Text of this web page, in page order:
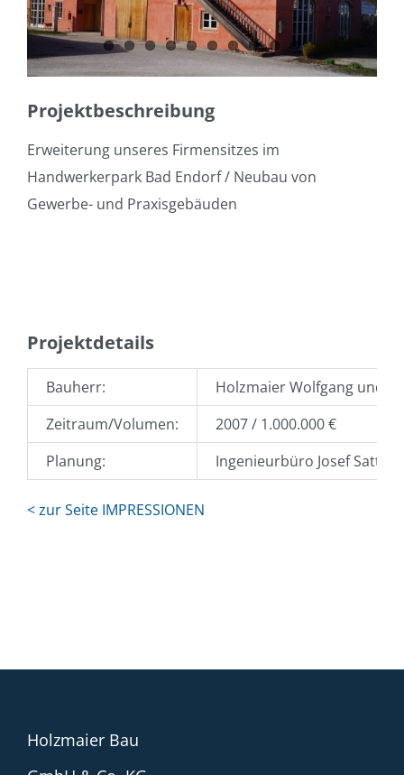
Projektbeschreibung
Erweiterung unseres Firmensitzes im
Handwerkerpark Bad Endorf / Neubau von
Gewerbe- und Praxisgebäuden
Projektdetails
Bauherr:
Holzmaier Wolfgang und
Zeitraum/Volumen:
2007 / 1.000.000 €
Planung:
Ingenieurbüro Josef Sattler
< zur Seite IMPRESSIONEN
Holzmaier Bau